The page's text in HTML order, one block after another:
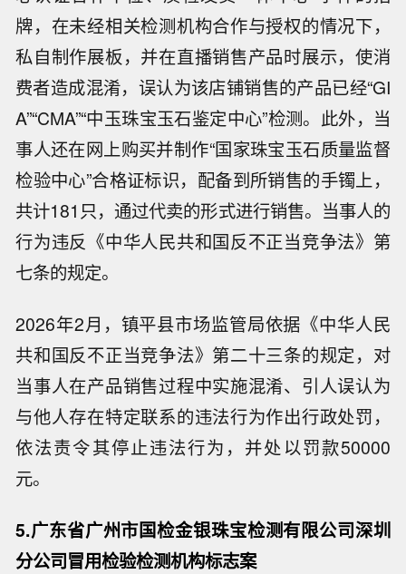
牌，在未经相关检测机构合作与授权的情况下，
私自制作展板，并在直播销售产品时展示，使消
费者造成混淆，误认为该店铺销售的产品已经“GI
A”“CMA”“中玉珠宝玉石鉴定中心”检测。此外，当
事人还在网上购买并制作“国家珠宝玉石质量监督
检验中心”合格证标识，配备到所销售的手镯上，
共计181只，通过代卖的形式进行销售。当事人的
行为违反《中华人民共和国反不正当竞争法》第
七条的规定。
2026年2月，镇平县市场监管局依据《中华人民
共和国反不正当竞争法》第二十三条的规定，对
当事人在产品销售过程中实施混淆、引人误认为
与他人存在特定联系的违法行为作出行政处罚，
依法责令其停止违法行为，并处以罚款50000
元。
5.广东省广州市国检金银珠宝检测有限公司深圳
分公司冒用检验检测机构标志案